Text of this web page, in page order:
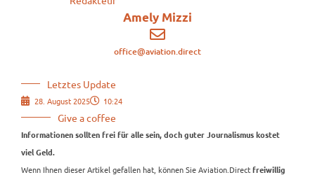
Amely Mizzi
office@aviation.direct
Letztes Update
28. August 2025 10:24
Give a coffee
Informationen sollten frei für alle sein, doch guter Journalismus kostet
viel Geld.
Wenn Ihnen dieser Artikel gefallen hat, können Sie Aviation.Direct freiwillig